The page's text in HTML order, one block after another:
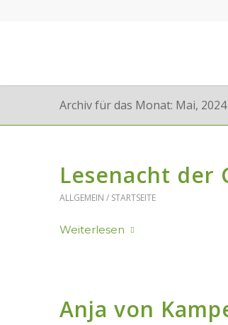
Archiv für das Monat: Mai, 2024
Lesenacht der
ALLGEMEIN / STARTSEITE
Weiterlesen
Anja von